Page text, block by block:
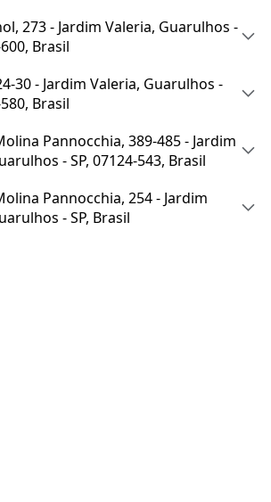
273 - Jardim Valeria, Guarulhos -
Brasil
30 - Jardim Valeria, Guarulhos -
Brasil
Pannocchia, 389-485 - Jardim
- SP, 07124-543, Brasil
Pannocchia, 254 - Jardim
- SP, Brasil